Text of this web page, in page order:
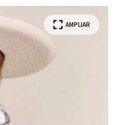
AMPLIAR